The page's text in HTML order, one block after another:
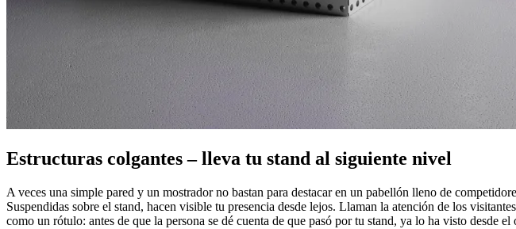
Estructuras colgantes – lleva tu stand al siguiente nivel
A veces una simple pared y un mostrador no bastan para destacar en un pabellón lleno de
Suspendidas sobre el stand, hacen visible tu presencia desde lejos. Llaman la atención de los
como un rótulo: antes de que la persona se dé cuenta de que pasó por tu stand, ya lo ha visto desde